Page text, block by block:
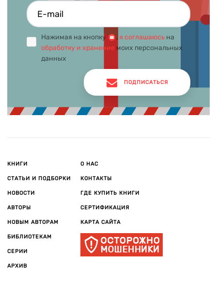
Нажимая на кнопку , я соглашаюсь на
обработку и хранение моих персональных
данных
ПОДПИСАТЬСЯ
КНИГИ
СТАТЬИ И ПОДБОРКИ
НОВОСТИ
АВТОРЫ
НОВЫМ АВТОРАМ
БИБЛИОТЕКАМ
СЕРИИ
АРХИВ
О НАС
КОНТАКТЫ
ГДЕ КУПИТЬ КНИГИ
СЕРТИФИКАЦИЯ
КАРТА САЙТА